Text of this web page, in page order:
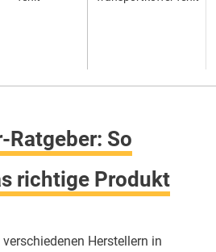
So
richtige Produkt
Herstellern in